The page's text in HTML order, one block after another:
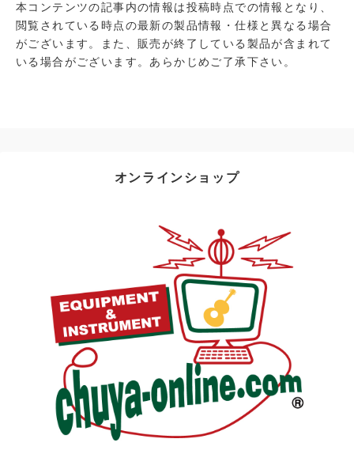
本コンテンツの記事内の情報は投稿時点での情報となり、
閲覧されている時点の最新の製品情報・仕様と異なる場合
がございます。また、販売が終了している製品が含まれて
いる場合がございます。あらかじめご了承下さい。
オンラインショップ